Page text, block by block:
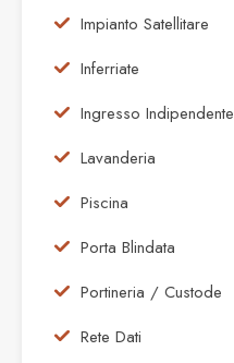
Impianto Satellitare
Inferriate
Ingresso Indipendente
Lavanderia
Piscina
Porta Blindata
Portineria / Custode
Rete Dati